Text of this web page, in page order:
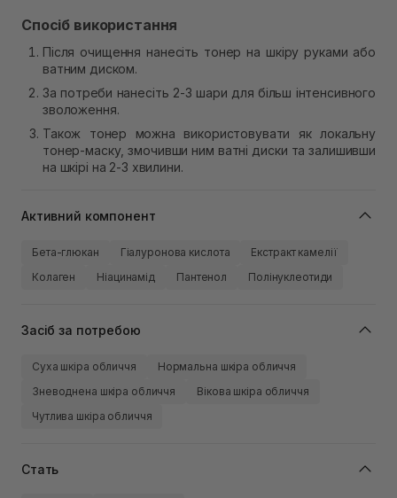
Спосіб використання
Після очищення нанесіть тонер на шкіру руками або
ватним диском.
За потреби нанесіть 2-3 шари для більш інтенсивного
зволоження.
Також тонер можна використовувати як локальну
тонер-маску, змочивши ним ватні диски та залишивши
на шкірі на 2-3 хвилини.
Активний компонент
Бета-глюкан Гіалуронова кислота
Екстракт камелії
Колаген
Ніацинамід Пантенол Полінуклеотиди
Засіб за потребою
Суха шкіра обличчя
Нормальна шкіра обличчя
Зневоднена шкіра обличчя
Вікова шкіра обличчя
Чутлива шкіра обличчя
Стать